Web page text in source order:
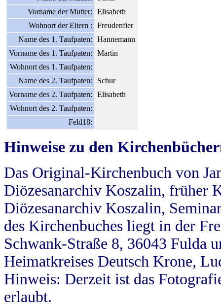
Vorname der Mutter:
Elisabeth
Wohnort der Eltern :
Freudenfier
Name des 1. Taufpaten:
Hannemann
Vorname des 1. Taufpaten:
Martin
Wohnort des 1. Taufpaten:
Name des 2. Taufpaten:
Schur
Vorname des 2. Taufpaten:
Elisabeth
Wohnort des 2. Taufpaten:
Feld18:
Hinweise zu den
Das Original-Kirchenbuch von
Diözesanarchiv Koszalin, früher
Diözesanarchiv Koszalin,
des Kirchenbuches liegt in der
Schwank-Straße 8, 36043 Fulda
Heimatkreises Deutsch Krone,
Hinweis: Derzeit ist das
erlaubt.